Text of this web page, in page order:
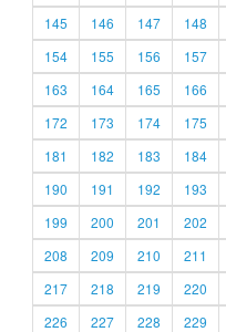
145
146 147 148
154
155 156 157
163
164 165 166
172
173 174 175
181
182 183 184
190
191 192 193
199
200 201 202
208
209 210 211
217
218 219 220
226
227 228 229